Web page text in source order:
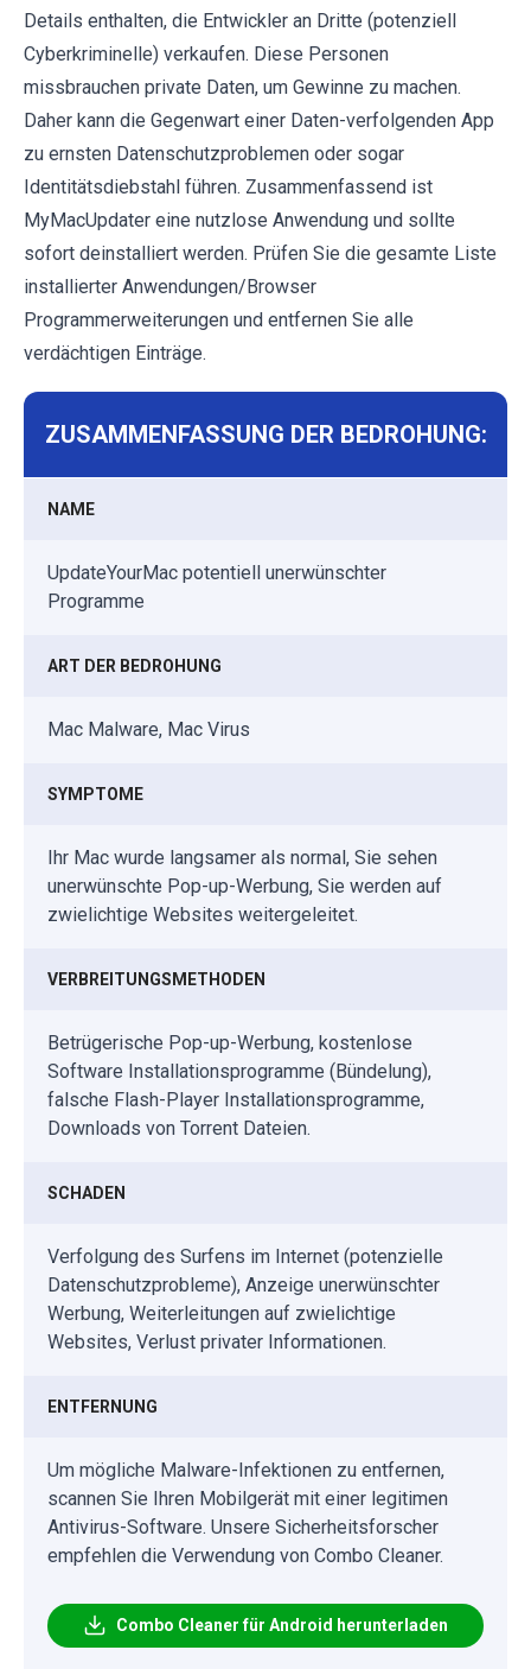
Details enthalten, die Entwickler an Dritte (potenziell
Cyberkriminelle) verkaufen. Diese Personen
missbrauchen private Daten, um Gewinne zu machen.
Daher kann die Gegenwart einer Daten-verfolgenden App
zu ernsten Datenschutzproblemen oder sogar
Identitätsdiebstahl führen. Zusammenfassend ist
MyMacUpdater eine nutzlose Anwendung und sollte
sofort deinstalliert werden. Prüfen Sie die gesamte Liste
installierter Anwendungen/Browser
Programmerweiterungen und entfernen Sie alle
verdächtigen Einträge.
ZUSAMMENFASSUNG DER BEDROHUNG:
NAME
UpdateYourMac potentiell unerwünschter
Programme
ART DER BEDROHUNG
Mac Malware, Mac Virus
SYMPTOME
Ihr Mac wurde langsamer als normal, Sie sehen
unerwünschte Pop-up-Werbung, Sie werden auf
zwielichtige Websites weitergeleitet.
VERBREITUNGSMETHODEN
Betrügerische Pop-up-Werbung, kostenlose
Software Installationsprogramme (Bündelung),
falsche Flash-Player Installationsprogramme,
Downloads von Torrent Dateien.
SCHADEN
Verfolgung des Surfens im Internet (potenzielle
Datenschutzprobleme), Anzeige unerwünschter
Werbung, Weiterleitungen auf zwielichtige
Websites, Verlust privater Informationen.
ENTFERNUNG
Um mögliche Malware-Infektionen zu entfernen,
scannen Sie Ihren Mobilgerät mit einer legitimen
Antivirus-Software. Unsere Sicherheitsforscher
empfehlen die Verwendung von Combo Cleaner.
Combo Cleaner für Android herunterladen